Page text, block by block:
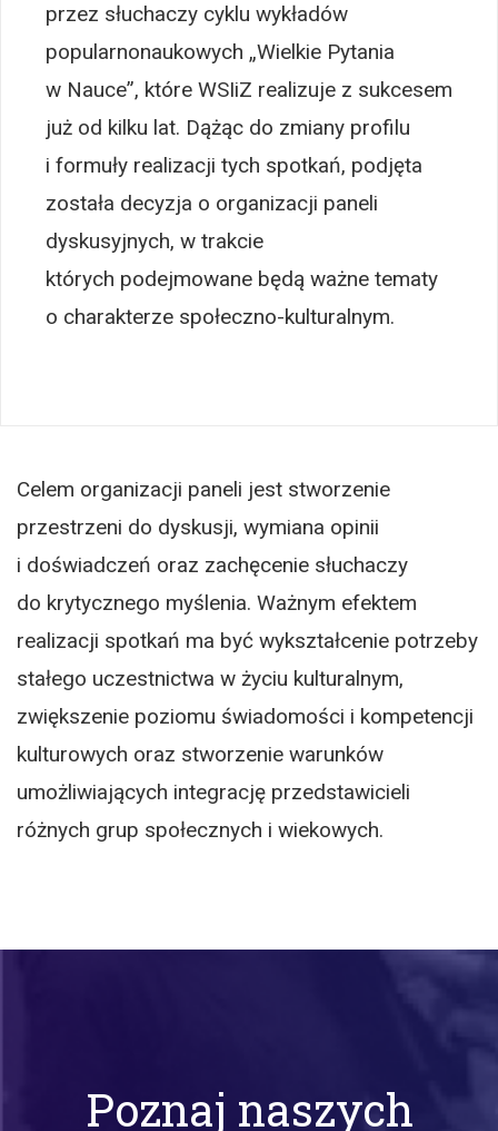
przez słuchaczy cyklu wykładów
popularnonaukowych „Wielkie Pytania
w Nauce”, które WSIiZ realizuje z sukcesem
już od kilku lat. Dążąc do zmiany profilu
i formuły realizacji tych spotkań, podjęta
została decyzja o organizacji paneli
dyskusyjnych, w trakcie
których podejmowane będą ważne tematy
o charakterze społeczno-kulturalnym.
Celem organizacji paneli jest stworzenie
przestrzeni do dyskusji, wymiana opinii
i doświadczeń oraz zachęcenie słuchaczy
do krytycznego myślenia. Ważnym efektem
realizacji spotkań ma być wykształcenie potrzeby
stałego uczestnictwa w życiu kulturalnym,
zwiększenie poziomu świadomości i kompetencji
kulturowych oraz stworzenie warunków
umożliwiających integrację przedstawicieli
różnych grup społecznych i wiekowych.
Poznaj naszych